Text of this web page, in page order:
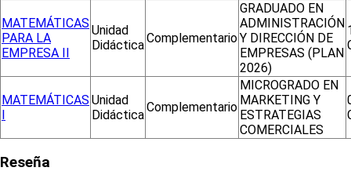
MATEMÁTICAS
PARA LA
EMPRESA II
Unidad
DidácticaComplementario
GRADUADO EN
ADMINISTRACIÓN
Y DIRECCIÓN DE
EMPRESAS (PLAN
2026)
MATEMÁTICAS
I
Unidad
Didáctica
Complementario
MICROGRADO EN
MARKETING Y
ESTRATEGIAS
COMERCIALES
Reseña